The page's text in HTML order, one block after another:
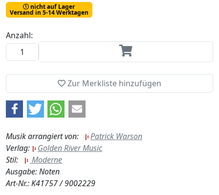
Musik arrangiert von:
Patrick Warson
Verlag:
Golden River Music
Stil:
Moderne
Ausgabe: Noten
Art-Nr.: K41757 / 9002229
nicht auf Lager
Versand in 5-14 Werktagen
Anzahl:
Zur Merkliste hinzufügen